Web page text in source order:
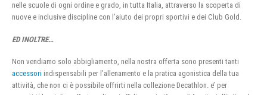
nelle scuole di ogni ordine e grado, in tutta Italia, attraverso la scoperta di
nuove e inclusive discipline con l’aiuto dei propri sportivi e dei Club Gold.
ED INOLTRE…
Non vendiamo solo abbigliamento, nella nostra offerta sono presenti tanti
accessori indispensabili per l’allenamento e la pratica agonistica della tua
attività, che non ci è possibile offrirti nella collezione Decathlon. e’ per